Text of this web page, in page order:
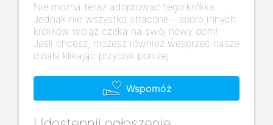
Nie można teraz adoptować tego królika.
Jednak nie wszystko stracone - sporo innych
królików wciąż czeka na swój nowy dom!
Jeśli chcesz, możesz również wesprzeć nasze
działa klikając przycisk poniżej
Wspomóż